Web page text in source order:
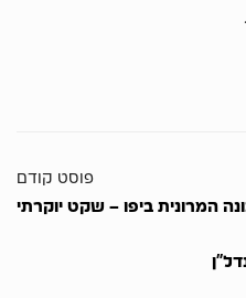
פוסט קודם
המרונית ביפו – שקט יוקרתי